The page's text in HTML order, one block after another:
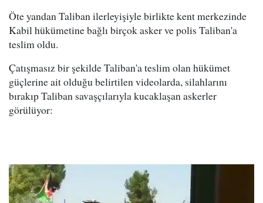
Öte yandan Taliban ilerleyişiyle birlikte kent merkezinde
Kabil hükümetine bağlı birçok asker ve polis Taliban'a
teslim oldu.
Çatışmasız bir şekilde Taliban'a teslim olan hükümet
güçlerine ait olduğu belirtilen videolarda, silahlarını
bırakıp Taliban savaşçılarıyla kucaklaşan askerler
görülüyor: